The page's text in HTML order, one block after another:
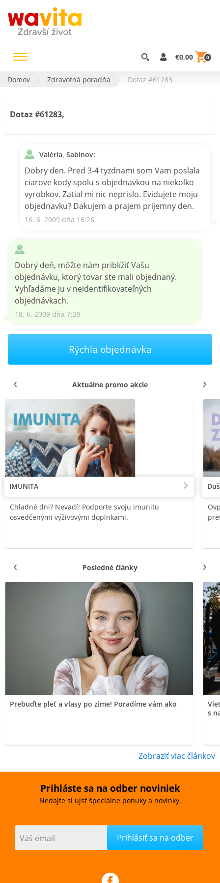
€0,00 0
Domov Zdravotná poradňa Dotaz #61283
Dotaz #61283,
Valéria, Sabinov:
Dobry den. Pred 3-4 tyzdnami som Vam poslala
ciarove kody spolu s objednavkou na niekolko
vyrobkov. Zatial mi nic neprislo. Evidujete moju
objednavku? Dakujem a prajem prijemny den.
16. 6. 2009 dňa 16:26
Dobrý deň, môžte nám priblížiť Vašu
objednávku, ktorý tovar ste mali objednaný.
Vyhľadáme ju v neidentifikovateľných
objednávkach.
18. 6. 2009 dňa 7:39
Rýchla objednávka
Aktuálne promo akcie
IMUNITA
Chladné dni? Nevadí! Podporte svoju imunitu
osvedčenými výživovými doplnkami.
Posledné články
Prebuďte pleť a vlasy po zime! Poradíme vám ako
s
Zobraziť viac článkov
Prihláste sa na odber noviniek
Nedajte si ujsť špeciálne ponuky a novinky.
Váš email